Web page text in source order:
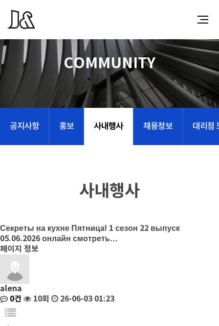
COMMUNITY
공지사항 홍보 사내행사 채용정보 대리점
사내행사
Секреты на кухне Пятница! 1 сезон 22 выпуск
05.06.2026 онлайн смотреть…
페이지 정보
alena
0건
10회 26-06-03 01:23